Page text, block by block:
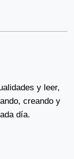
y leer,
creando y
día.